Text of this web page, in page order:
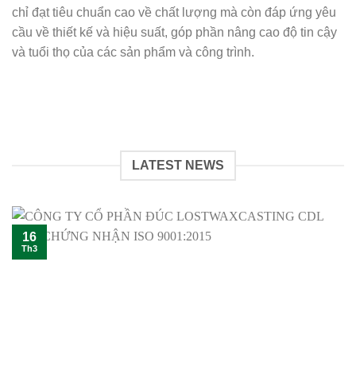
chỉ đạt tiêu chuẩn cao về chất lượng mà còn đáp ứng yêu
cầu về thiết kế và hiệu suất, góp phần nâng cao độ tin cậy
và tuổi thọ của các sản phẩm và công trình.
LATEST NEWS
16
Th3